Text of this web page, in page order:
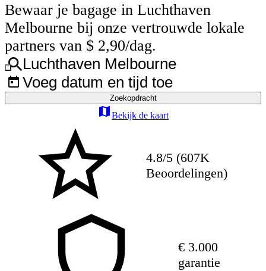
Bewaar je bagage in Luchthaven
Melbourne bij onze vertrouwde lokale
partners van $ 2,90/dag.
Luchthaven Melbourne
Voeg datum en tijd toe
Zoekopdracht
Bekijk de kaart
4.8/5 (607K
Beoordelingen)
€ 3.000
garantie